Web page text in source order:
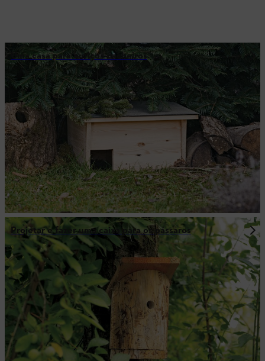
Uma casa para ouriços-cacheiros
Projetar e fazer uma caixa para os pássaros